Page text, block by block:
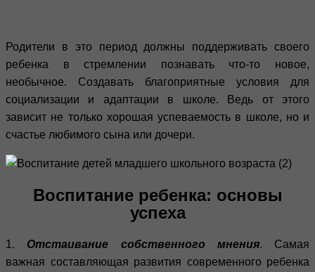
Родители в это период должны поддерживать своего
ребенка в стремлении познавать что-то новое,
необычное. Создавать благоприятные условия для
социализации и адаптации в школе. Ведь от этого
зависит не только хорошая успеваемость в школе, но и
счастье любимого сына или дочери.
Воспитание ребенка: основы
успеха
1. Отстаивание собственного мнения. Самая
важная составляющая развития современного ребенка